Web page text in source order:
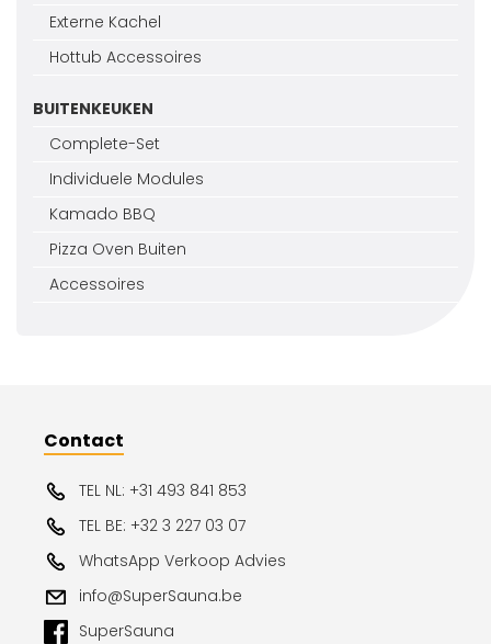
Externe Kachel
Hottub Accessoires
BUITENKEUKEN
Complete-Set
Individuele Modules
Kamado BBQ
Pizza Oven Buiten
Accessoires
Contact
TEL NL: +31 493 841 853
TEL BE: +32 3 227 03 07
WhatsApp Verkoop Advies
info@SuperSauna.be
SuperSauna